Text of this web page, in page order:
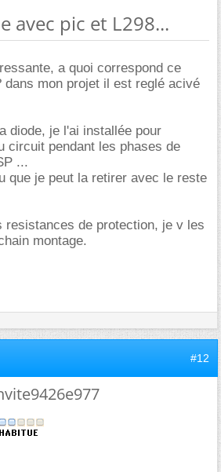
avec pic et L298...
a quoi correspond ce
dans mon projet il est reglé acivé
diode, je l'ai installée pour
circuit pendant les phases de
...
que je peut la retirer avec le reste
resistances de protection, je v les
montage.
#12